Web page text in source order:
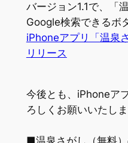
バージョン1.1で、「
Google検索できるボ
iPhoneアプリ「温泉
リリース
今後とも、iPhoneア
ろしくお願いいたしま